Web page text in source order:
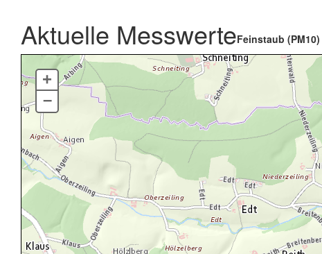
Aktuelle MesswerteFeinstaub (PM10)
+
–